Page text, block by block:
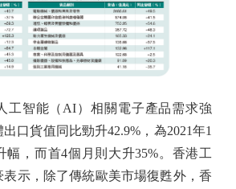
智能（AI）相關電子產品需求強
口貨值同比勁升42.9%，為2021年1
幅，而首4個月則大升35%。香港工
示，除了傳統歐美市場復甦外，香